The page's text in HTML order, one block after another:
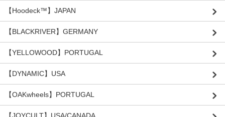
【Hoodeck™️】JAPAN
【BLACKRIVER】GERMANY
【YELLOWOOD】PORTUGAL
【DYNAMIC】USA
【OAKwheels】PORTUGAL